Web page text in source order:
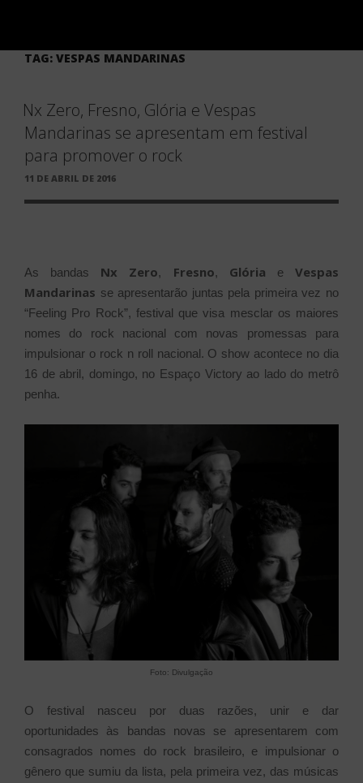
TAG: VESPAS MANDARINAS
Nx Zero, Fresno, Glória e Vespas
Mandarinas se apresentam em festival
para promover o rock
PUBLICADO
11 DE ABRIL DE 2016
As bandas Nx Zero, Fresno, Glória eVespas
Mandarinas se apresentarão juntas pela primeira vez no
“Feeling Pro Rock”, festival que visa mesclar os maiores
nomes do rock nacional com novas promessas para
impulsionar o rock n roll nacional. O show acontece no dia
16 de abril, domingo, no Espaço Victory ao lado do metrô
penha.
Foto: Divulgação
O festival nasceu por duas razões, unir e dar
oportunidades às bandas novas se apresentarem com
consagrados nomes do rock brasileiro, e impulsionar o
gênero que sumiu da lista, pela primeira vez, das músicas